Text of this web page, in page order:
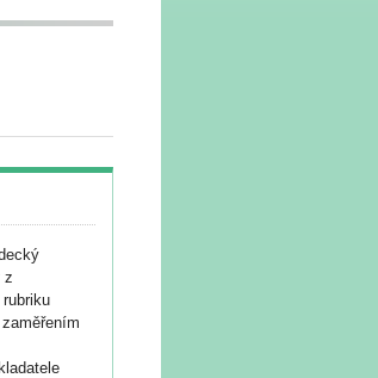
z